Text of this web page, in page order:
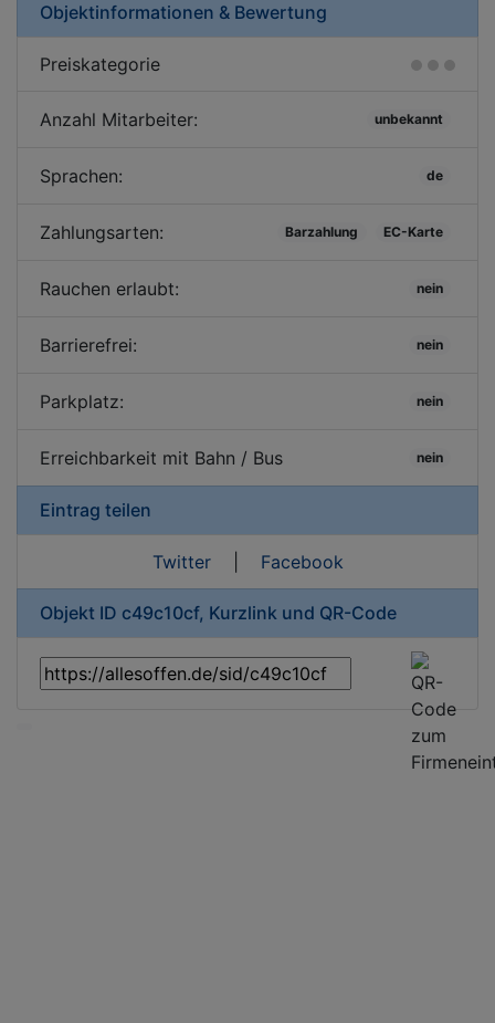
Objektinformationen & Bewertung
Preiskategorie
Anzahl Mitarbeiter: unbekannt
Sprachen: de
Zahlungsarten: Barzahlung EC-Karte
Rauchen erlaubt: nein
Barrierefrei: nein
Parkplatz: nein
Erreichbarkeit mit Bahn / Bus nein
Eintrag teilen
Twitter| Facebook
Objekt ID c49c10cf, Kurzlink und QR-Code